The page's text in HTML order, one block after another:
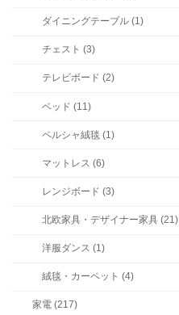
ダイニングテーブル (1)
チェスト (3)
テレビボード (2)
ベッド (11)
ペルシャ絨毯 (1)
マットレス (6)
レンジボード (3)
北欧家具・デザイナー家具 (21)
洋服ダンス (1)
絨毯・カーペット (4)
家電 (217)